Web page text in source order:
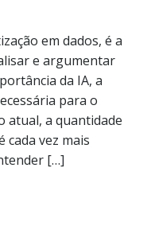
em dados, é a
e argumentar
da IA, a
para o
atual, a quantidade
cada vez mais
[…]